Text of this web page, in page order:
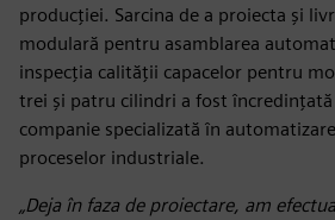
producției. Sarcina de a proiecta și
modulară pentru asamblarea
inspecția calității capacelor pentru
trei și patru cilindri a fost
companie specializată în
proceselor industriale.
„Deja în faza de proiectare, am